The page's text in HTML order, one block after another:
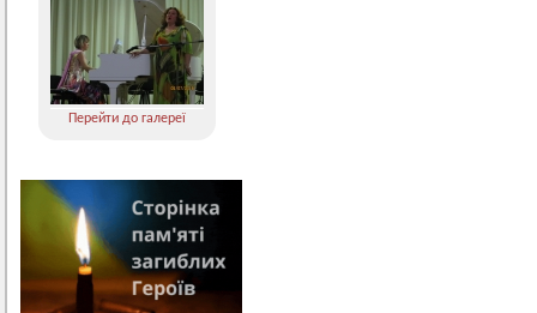
Перейти до галереї